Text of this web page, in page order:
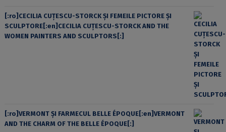
[:ro]CECILIA CUŢESCU-STORCK ŞI FEMEILE PICTORE ŞI
SCULPTORE[:en]CECILIA CUŢESCU-STORCK AND THE
WOMEN PAINTERS AND SCULPTORS[:]
[:ro]VERMONT ȘI FARMECUL BELLE ÉPOQUE[:en]VERMONT
AND THE CHARM OF THE BELLE ÉPOQUE[:]